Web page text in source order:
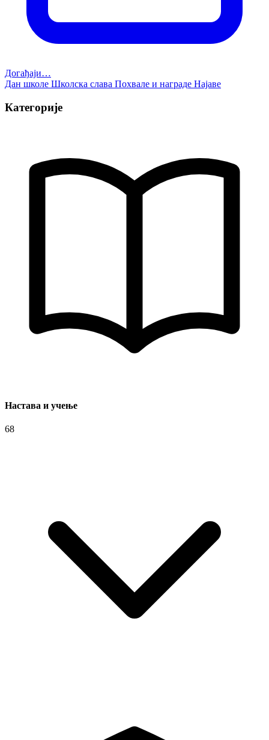
Догађаји…
Дан школе Школска слава Похвале и награде Најаве
Категорије
Настава и учење
68